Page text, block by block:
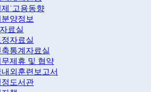
제˙고용동향
분양정보
료실
정자료실
축통계자료실
무제휴 및 협약
내외훈련보고서
정도서관